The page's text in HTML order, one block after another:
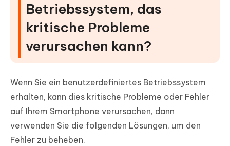
Betriebssystem, das
kritische Probleme
verursachen kann?
Wenn Sie ein benutzerdefiniertes Betriebssystem
erhalten, kann dies kritische Probleme oder Fehler
auf Ihrem Smartphone verursachen, dann
verwenden Sie die folgenden Lösungen, um den
Fehler zu beheben.